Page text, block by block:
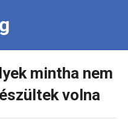
mintha nem
volna